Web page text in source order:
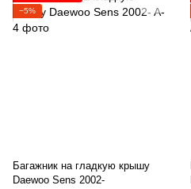
−5%
Багажник на гладкую крышу
Daewoo Sens 2002-